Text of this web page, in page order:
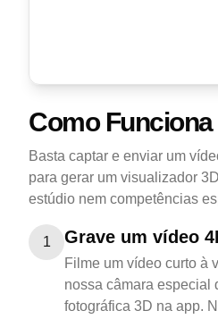
Como Funciona
Basta captar e enviar um
para gerar um visualizador
estúdio nem competências
1 Grave um vídeo
Filme um vídeo curto à
nossa câmara especial
fotográfica 3D na app.